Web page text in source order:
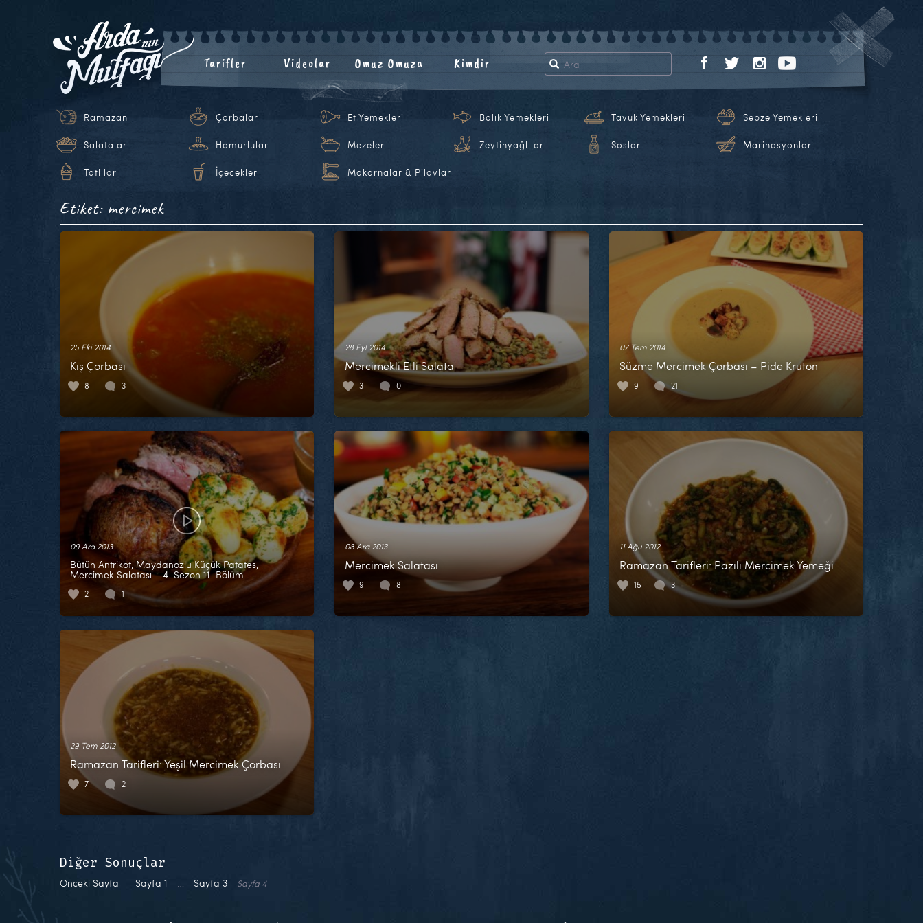
Tarifler Videolar Omuz Omuza Kimdir
Ramazan Çorbalar Et Yemekleri Balık Yemekleri Tavuk Yemekleri Sebze Yemekleri
Salatalar Hamurlular Mezeler Zeytinyağlılar Soslar Marinasyonlar
Tatlılar İçecekler Makarnalar & Pilavlar
Etiket: mercimek
25 Eki 2014
Kış Çorbası
8 3
28 Eyl 2014
Mercimekli Etli Salata
3 0
07 Tem 2014
Süzme Mercimek Çorbası – Pide Kruton
9 21
09 Ara 2013
Bütün Antrikot, Maydanozlu Küçük Patates,
Mercimek Salatası – 4. Sezon 11. Bölüm
2 1
08 Ara 2013
Mercimek Salatası
9 8
11 Ağu 2012
Ramazan Tarifleri: Pazılı Mercimek Yemeği
15 3
29 Tem 2012
Ramazan Tarifleri: Yeşil Mercimek Çorbası
7 2
Diğer Sonuçlar
Önceki Sayfa Sayfa 1 … Sayfa 3 Sayfa 4